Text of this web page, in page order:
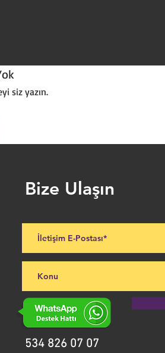
siz yazın.
Bize Ulaşın
534 826 07 07